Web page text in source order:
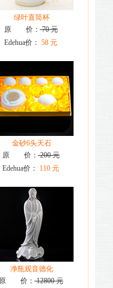
绿叶直筒杯
原 价：70 元
Edehua价： 58 元
金砂6头天石
原 价：200 元
Edehua价：
110 元
净瓶观音德化
原 价：12800 元